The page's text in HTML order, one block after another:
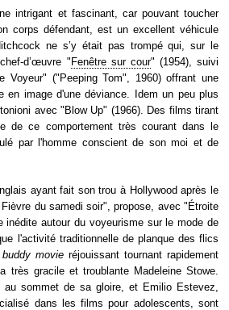
intrigant et fascinant, car pouvant toucher
corps défendant, est un excellent véhicule
ne s’y était pas trompé qui, sur le
d’œuvre " Fenêtre sur cour" (1954), suivi
Voyeur" ("Peeping Tom", 1960) offrant une
en image d'une déviance. Idem un peu plus
avec "Blow Up" (1966). Des films tirant
de ce comportement très courant dans le
par l'homme conscient de son moi et de
ayant fait son trou à Hollywood après le
du samedi soir", propose, avec "Étroite
inédite autour du voyeurisme sur le mode de
l'activité traditionnelle de planque des flics
buddy movie réjouissant tournant rapidement
très gracile et troublante Madeleine Stowe.
au sommet de sa gloire, et Emilio Estevez,
dans les films pour adolescents, sont